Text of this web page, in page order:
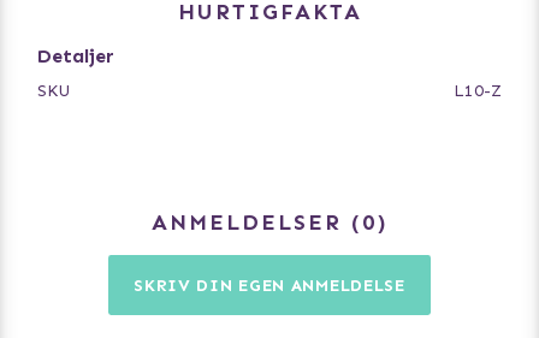
HURTIGFAKTA
Detaljer
SKU L10-Z
ANMELDELSER 0
SKRIV DIN EGEN ANMELDELSE